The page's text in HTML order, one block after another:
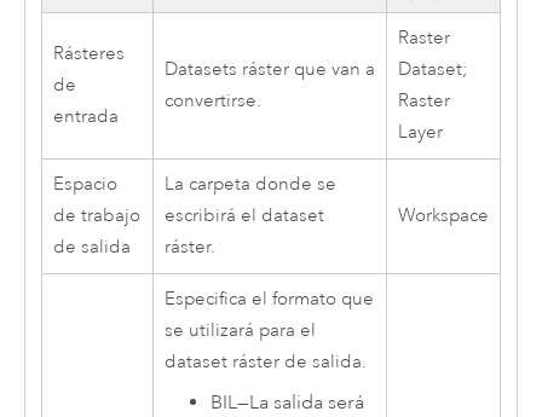
Rásteres
de
entrada
Datasets ráster que van a
convertirse.
Raster
Dataset;
Raster
Layer
Espacio
de trabajo
de salida
La carpeta donde se
escribirá el dataset
ráster.
Workspace
Especifica el formato que
se utilizará para el
dataset ráster de salida.
BIL—La salida será